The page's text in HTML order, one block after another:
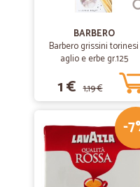
BARBERO
Barbero grissini torinesi
aglio e erbe gr.125
1 € 1,19 €
-